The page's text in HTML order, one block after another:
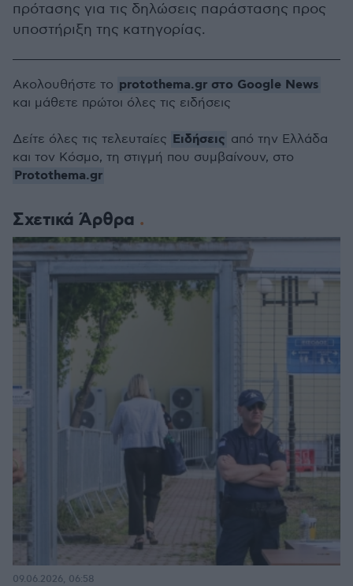
πρότασης για τις δηλώσεις παράστασης προς
υποστήριξη της κατηγορίας.
Σχετικά Άρθρα
09.06.2026, 06:58
Ακολουθήστε το protothema.gr στο Google News
και μάθετε πρώτοι όλες τις ειδήσεις
Δείτε όλες τις τελευταίες Ειδήσεις από την Ελλάδα
και τον Κόσμο, τη στιγμή που συμβαίνουν, στο
Protothema.gr